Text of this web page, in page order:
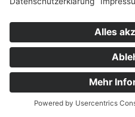
Buchung
Datum der
Anfragen